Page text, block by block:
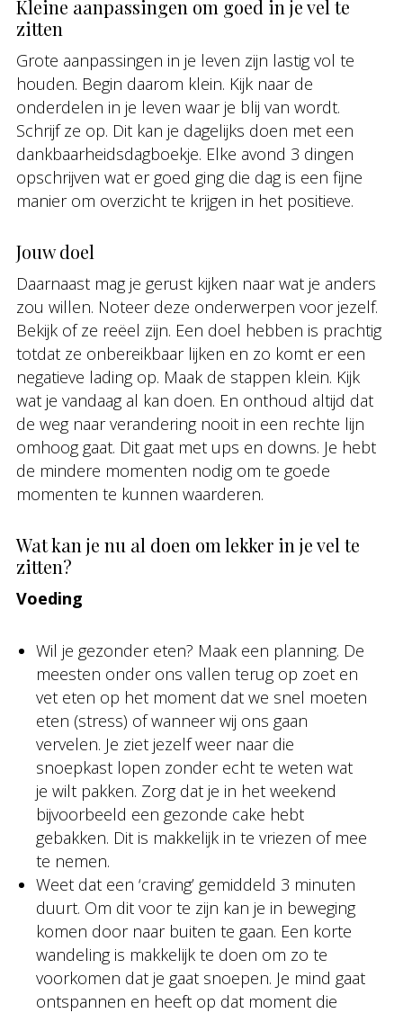
Kleine aanpassingen om goed in je vel te
zitten
Grote aanpassingen in je leven zijn lastig vol te
houden. Begin daarom klein. Kijk naar de
onderdelen in je leven waar je blij van wordt.
Schrijf ze op. Dit kan je dagelijks doen met een
dankbaarheidsdagboekje. Elke avond 3 dingen
opschrijven wat er goed ging die dag is een fijne
manier om overzicht te krijgen in het positieve.
Jouw doel
Daarnaast mag je gerust kijken naar wat je anders
zou willen. Noteer deze onderwerpen voor jezelf.
Bekijk of ze reëel zijn. Een doel hebben is prachtig
totdat ze onbereikbaar lijken en zo komt er een
negatieve lading op. Maak de stappen klein. Kijk
wat je vandaag al kan doen. En onthoud altijd dat
de weg naar verandering nooit in een rechte lijn
omhoog gaat. Dit gaat met ups en downs. Je hebt
de mindere momenten nodig om te goede
momenten te kunnen waarderen.
Wat kan je nu al doen om lekker in je vel te
zitten?
Voeding
Wil je gezonder eten? Maak een planning. De
meesten onder ons vallen terug op zoet en
vet eten op het moment dat we snel moeten
eten (stress) of wanneer wij ons gaan
vervelen. Je ziet jezelf weer naar die
snoepkast lopen zonder echt te weten wat
je wilt pakken. Zorg dat je in het weekend
bijvoorbeeld een gezonde cake hebt
gebakken. Dit is makkelijk in te vriezen of mee
te nemen.
Weet dat een ‘craving’ gemiddeld 3 minuten
duurt. Om dit voor te zijn kan je in beweging
komen door naar buiten te gaan. Een korte
wandeling is makkelijk te doen om zo te
voorkomen dat je gaat snoepen. Je mind gaat
ontspannen en heeft op dat moment die